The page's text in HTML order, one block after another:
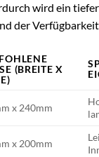
wird ein
der
(BREITE X H
x 240mm
x 200mm